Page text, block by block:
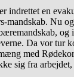
indrettet en
mandskab. Nu
og
Da vor tur
med
sig fra